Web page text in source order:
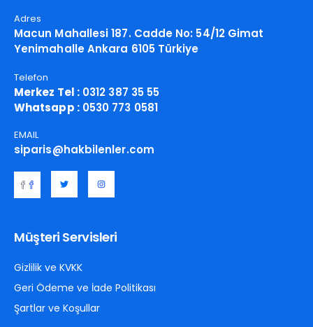
Adres
Macun Mahallesi 187. Cadde No: 54/12 Gimat
Yenimahalle Ankara 6105 Türkiye
Telefon
Merkez Tel :0312 387 35 55
Whatsapp :0530 773 0581
EMAIL
siparis@hakbilenler.com
Müşteri Servisleri
Gizlilik ve KVKK
Geri Ödeme ve İade Politikası
Şartlar ve Koşullar